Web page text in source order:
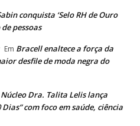
conquista ‘Selo RH de Ouro
de pessoas
Em Bracell enaltece a força da
desfile de moda negra do
Núcleo Dra. Talita Lelis lança
com foco em saúde, ciência